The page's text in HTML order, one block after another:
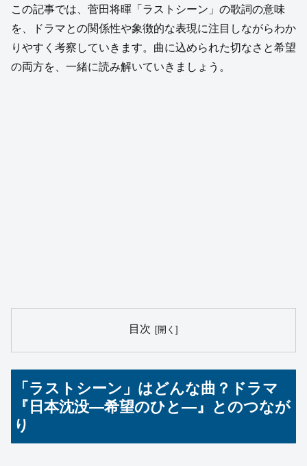
この記事では、菅田将暉「ラストシーン」の歌詞の意味
を、ドラマとの関係性や象徴的な表現に注目しながらわか
りやすく考察していきます。曲に込められた切なさと希望
の両方を、一緒に読み解いていきましょう。
目次
「ラストシーン」はどんな曲？ドラマ
『日本沈没―希望のひと―』とのつなが
り